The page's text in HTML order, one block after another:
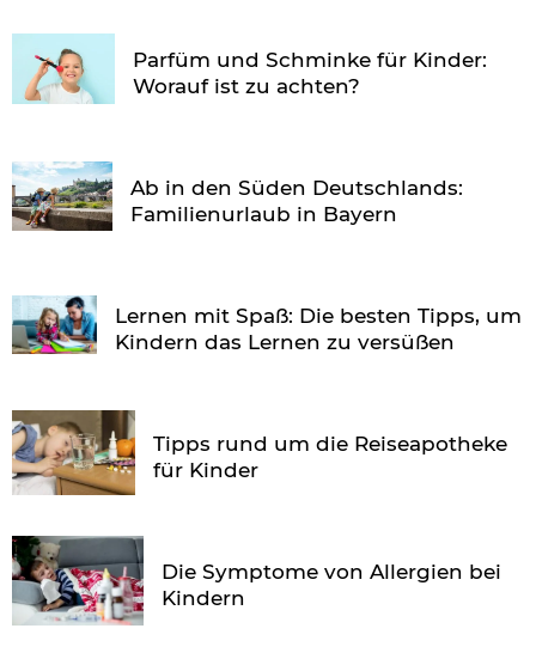
Parfüm und Schminke für Kinder:
Worauf ist zu achten?
Ab in den Süden Deutschlands:
Familienurlaub in Bayern
Lernen mit Spaß: Die besten Tipps, um
Kindern das Lernen zu versüßen
Tipps rund um die Reiseapotheke
für Kinder
Die Symptome von Allergien bei
Kindern